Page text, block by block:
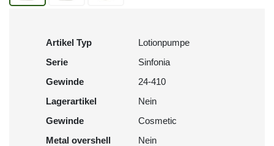
Artikel Typ
Lotionpumpe
Serie
Sinfonia
Gewinde
24-410
Lagerartikel
Nein
Gewinde
Cosmetic
Metal overshell
Nein